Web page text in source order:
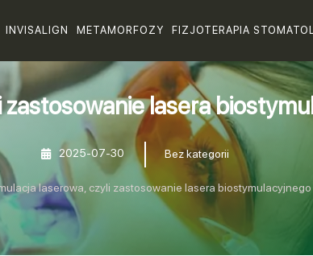
INVISALIGN METAMORFOZY FIZJOTERAPIA
lasera
2025-07-30 Bez kategorii
laserowa, czyli zastosowanie lasera